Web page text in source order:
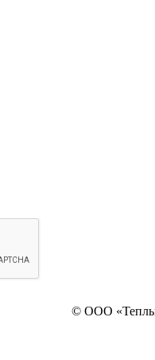
© ООО